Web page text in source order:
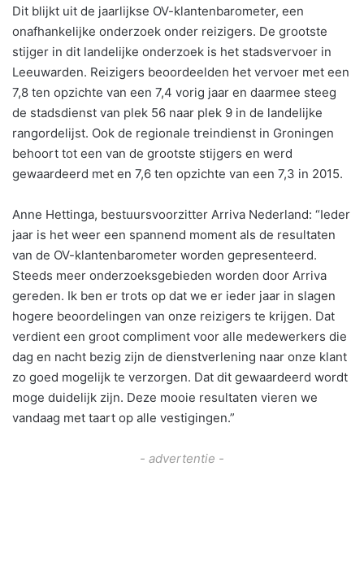
Dit blijkt uit de jaarlijkse OV-klantenbarometer, een
onafhankelijke onderzoek onder reizigers. De grootste
stijger in dit landelijke onderzoek is het stadsvervoer in
Leeuwarden. Reizigers beoordeelden het vervoer met een
7,8 ten opzichte van een 7,4 vorig jaar en daarmee steeg
de stadsdienst van plek 56 naar plek 9 in de landelijke
rangordelijst. Ook de regionale treindienst in Groningen
behoort tot een van de grootste stijgers en werd
gewaardeerd met en 7,6 ten opzichte van een 7,3 in 2015.
Anne Hettinga, bestuursvoorzitter Arriva Nederland: “Ieder
jaar is het weer een spannend moment als de resultaten
van de OV-klantenbarometer worden gepresenteerd.
Steeds meer onderzoeksgebieden worden door Arriva
gereden. Ik ben er trots op dat we er ieder jaar in slagen
hogere beoordelingen van onze reizigers te krijgen. Dat
verdient een groot compliment voor alle medewerkers die
dag en nacht bezig zijn de dienstverlening naar onze klant
zo goed mogelijk te verzorgen. Dat dit gewaardeerd wordt
moge duidelijk zijn. Deze mooie resultaten vieren we
vandaag met taart op alle vestigingen.”
- advertentie -